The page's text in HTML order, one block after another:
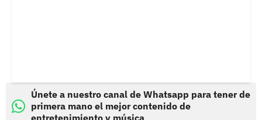
Únete a nuestro canal de Whatsapp para tener de
primera mano el mejor contenido de